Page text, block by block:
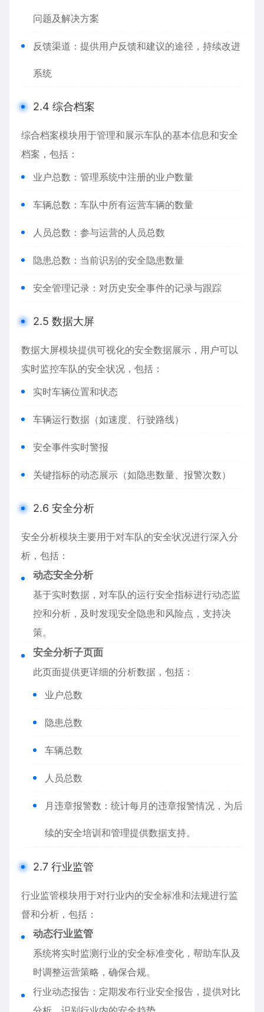
问题及解决方案
反馈渠道：提供用户反馈和建议的途径，持续改进
系统
2.4 综合档案
综合档案模块用于管理和展示车队的基本信息和安全
档案，包括：
业户总数：管理系统中注册的业户数量
车辆总数：车队中所有运营车辆的数量
人员总数：参与运营的人员总数
隐患总数：当前识别的安全隐患数量
安全管理记录：对历史安全事件的记录与跟踪
2.5 数据大屏
数据大屏模块提供可视化的安全数据展示，用户可以
实时监控车队的安全状况，包括：
实时车辆位置和状态
车辆运行数据（如速度、行驶路线）
安全事件实时警报
关键指标的动态展示（如隐患数量、报警次数）
2.6 安全分析
安全分析模块主要用于对车队的安全状况进行深入分
析，包括：
动态安全分析
基于实时数据，对车队的运行安全指标进行动态监
控和分析，及时发现安全隐患和风险点，支持决
策。
安全分析子页面
此页面提供更详细的分析数据，包括：
业户总数
隐患总数
车辆总数
人员总数
月违章报警数：统计每月的违章报警情况，为后
续的安全培训和管理提供数据支持。
2.7 行业监管
行业监管模块用于对行业内的安全标准和法规进行监
督和分析，包括：
动态行业监管
系统将实时监测行业的安全标准变化，帮助车队及
时调整运营策略，确保合规。
行业动态报告：定期发布行业安全报告，提供对比